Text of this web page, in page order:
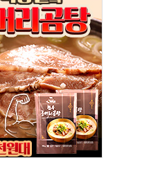
영길 11.63%
영길 7.47%
손본다